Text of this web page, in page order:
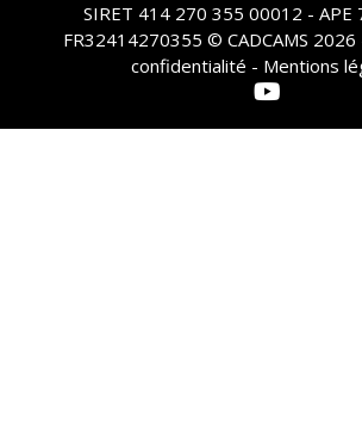
SIRET 414 270 355 00012 - APE
FR32414270355 © CADCAMS 2026
confidentialité - Mentions